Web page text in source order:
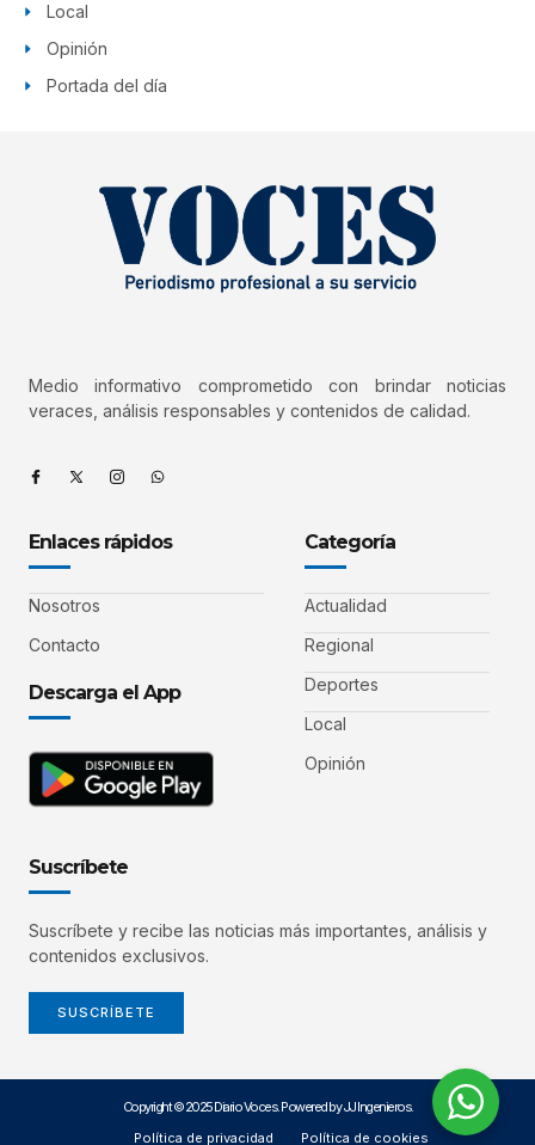
Local
Opinión
Portada del día
Medio informativo comprometido con brindar noticias
veraces, análisis responsables y contenidos de calidad.
Enlaces rápidos
Nosotros
Contacto
Descarga el App
Categoría
Actualidad
Regional
Deportes
Local
Opinión
Suscríbete
Suscríbete y recibe las noticias más importantes, análisis y
contenidos exclusivos.
SUSCRÍBETE
Copyright © 2025 Diario Voces. Powered by JJ Ingenieros.
Política de privacidad
Política de cookies